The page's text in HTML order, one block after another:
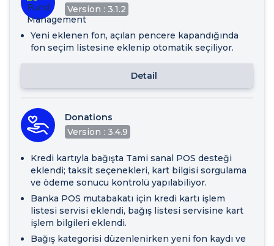
Version : 3.1.2
Yeni eklenen fon, açılan pencere kapandığında
fon seçim listesine eklenip otomatik seçiliyor.
Detail
Donations
Version : 3.4.9
Kredi kartıyla bağışta Tami sanal POS desteği
eklendi; taksit seçenekleri, kart bilgisi sorgulama
ve ödeme sonucu kontrolü yapılabiliyor.
Banka POS mutabakatı için kredi kartı işlem
listesi servisi eklendi, bağış listesi servisine kart
işlem bilgileri eklendi.
Bağış kategorisi düzenlenirken yeni fon kaydı ve